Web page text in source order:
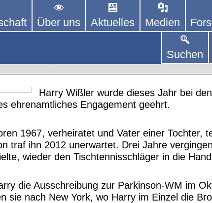
DEUTSCHLAND
Zusammenschluss von kooperierenden
ehrenamtlich um Personen mit
Über uns Aktuelles Medien
Suchen
sein außergewöhnliches
Harry Wißler wurde dieses Jahr bei
ehrenamtliches Engagement geehrt.
1967, verheiratet und Vater einer Tochter,
traf ihn 2012 unerwartet. Drei Jahre
wieder den Tischtennisschläger in die
die Ausschreibung zur Parkinson-WM im
sie nach New York, wo Harry im Einzel die